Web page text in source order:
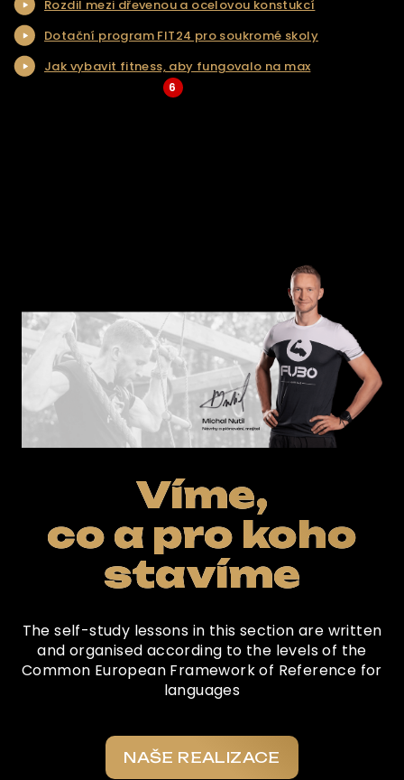
NAŠE SLUŽBY
REALIZACE
KONTAKT
Rozdil mezi dřevenou a ocelovou konstukcí
Dotační program FIT24 pro soukromé skoly
Jak vybavit fitness, aby fungovalo na max
6
Víme,
co a pro koho
stavíme
The self-study lessons in this section are written
and organised according to the levels of the
Common European Framework of Reference for
languages
NAŠE REALIZACE